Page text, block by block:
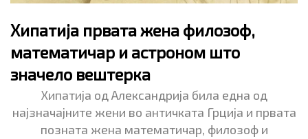
Хипатија првата жена филозоф,
математичар и астроном што
значело вештерка
Хипатија од Александрија била една од
најзначајните жени во античката Грција и првата
позната жена математичар, филозоф и